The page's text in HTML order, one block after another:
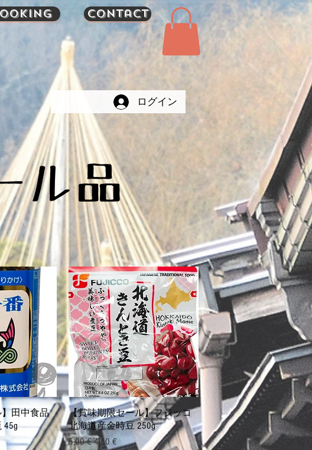
ログイン
ル品
ュー
】田中食品
45g
クイックビュー
【賞味期限セール】フジッコ
北海道産金時豆 250g
通常価格
5,00 €セール価格
4,50 €
Contact